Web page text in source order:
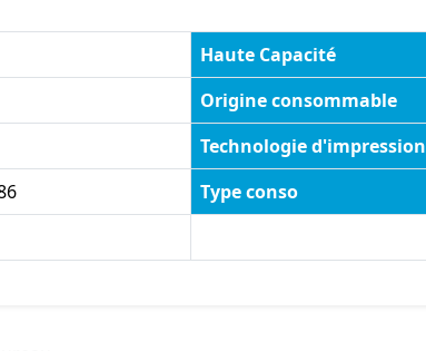
Haute Capacité
Origine consommable
Technologie d'impression
Type conso